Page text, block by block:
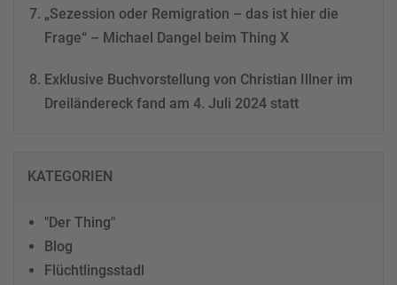
„Sezession oder Remigration – das ist hier die
Frage“ – Michael Dangel beim Thing X
Exklusive Buchvorstellung von Christian Illner im
Dreiländereck fand am 4. Juli 2024 statt
KATEGORIEN
"Der Thing"
Blog
Flüchtlingsstadl